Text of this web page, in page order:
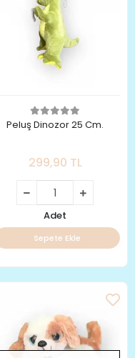
Peluş Dinozor 25 Cm.
299,90 TL
Adet
Sepete Ekle